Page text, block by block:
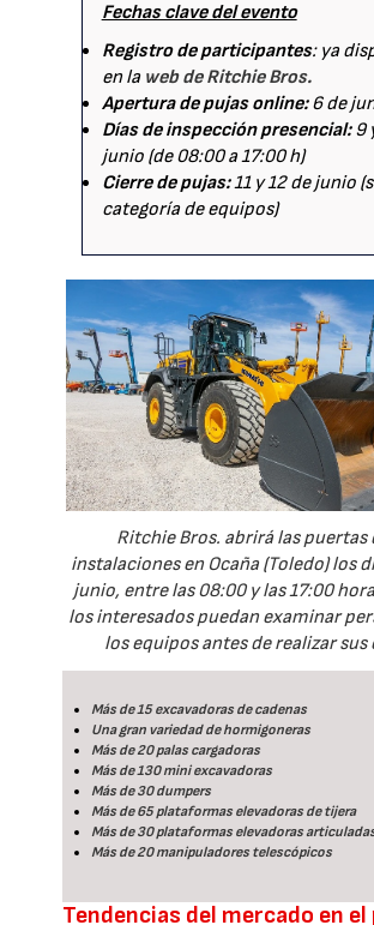
Fechas clave del evento
Registro de participantes: ya
en la web de Ritchie Bros.
Apertura de pujas online:6 de
Días de inspección presencial:9
junio (de 08:00 a 17:00 h)
Cierre de pujas:11 y 12 de junio
categoría de equipos)
Ritchie Bros. abrirá las puertas
instalaciones en Ocaña (Toledo) los
junio, entre las 08:00 y las 17:00
los interesados puedan examinar
los equipos antes de realizar sus
Más de 15 excavadoras de cadenas
Una gran variedad de hormigoneras
Más de 20 palas cargadoras
Más de 130 mini excavadoras
Más de 30 dumpers
Más de 65 plataformas elevadoras de tijera
Más de 30 plataformas elevadoras
Más de 20 manipuladores telescópicos
Tendencias del mercado en